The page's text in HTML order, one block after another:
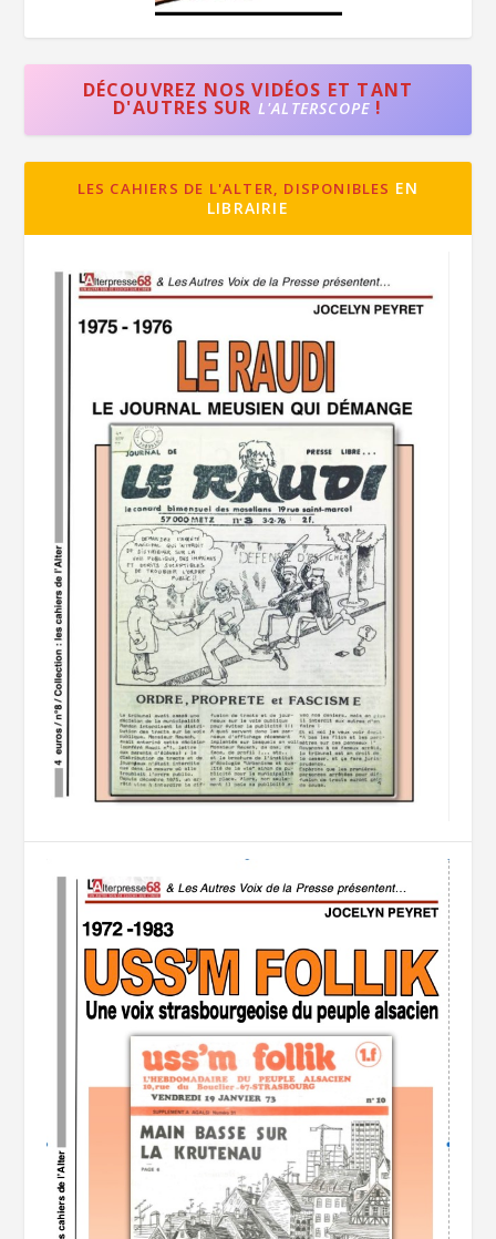
DÉCOUVREZ NOS VIDÉOS ET TANT
D'AUTRES SUR L'ALTERSCOPE !
LES CAHIERS DE L'ALTER, DISPONIBLES EN
LIBRAIRIE